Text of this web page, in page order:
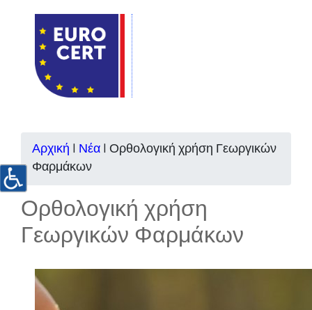
Αρχική | Νέα| Ορθολογική χρήση Γεωργικών
Φαρμάκων
Ορθολογική χρήση
Γεωργικών Φαρμάκων